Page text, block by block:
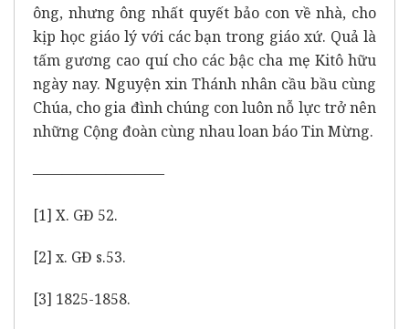
ông, nhưng ông nhất quyết bảo con về nhà, cho
kịp học giáo lý với các bạn trong giáo xứ. Quả là
tấm gương cao quí cho các bậc cha mẹ Kitô hữu
ngày nay. Nguyện xin Thánh nhân cầu bầu cùng
Chúa, cho gia đình chúng con luôn nỗ lực trở nên
những Cộng đoàn cùng nhau loan báo Tin Mừng.
—————————
[1] X. GĐ 52.
[2] x. GĐ s.53.
[3] 1825-1858.